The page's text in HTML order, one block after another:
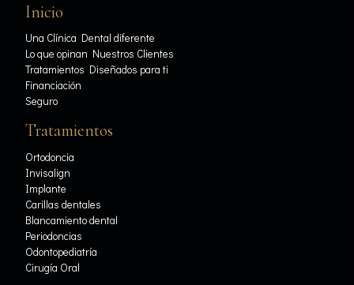
Inicio
Una Clínica Dental diferente
Lo que opinan Nuestros Clientes
Tratamientos Diseñados para ti
Financiación
Seguro
Tratamientos
Ortodoncia
Invisalign
Implante
Carillas dentales
Blancamiento dental
Periodoncias
Odontopediatría
Cirugía Oral